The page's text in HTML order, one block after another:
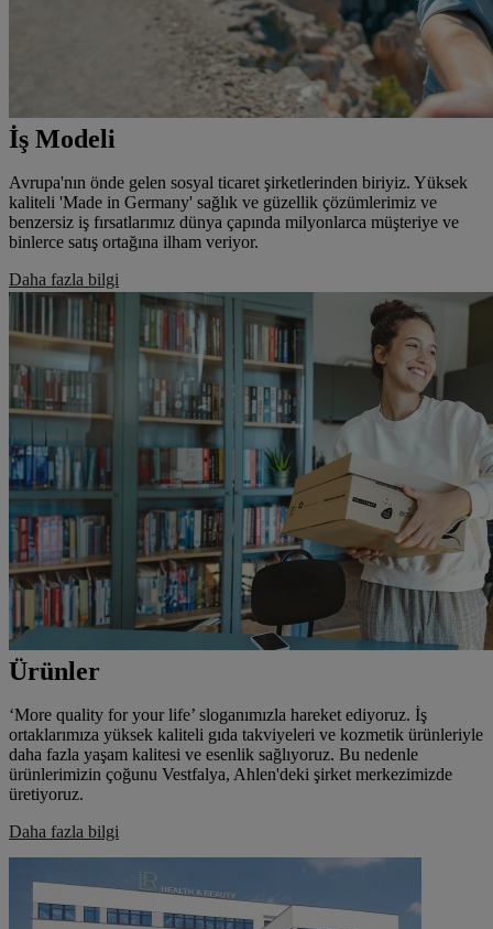
İş Modeli
Avrupa'nın önde gelen sosyal ticaret şirketlerinden biriyiz. Yüksek
kaliteli 'Made in Germany' sağlık ve güzellik çözümlerimiz ve
benzersiz iş fırsatlarımız dünya çapında milyonlarca müşteriye ve
binlerce satış ortağına ilham veriyor.
Daha fazla bilgi
Ürünler
‘More quality for your life’ sloganımızla hareket ediyoruz. İş
ortaklarımıza yüksek kaliteli gıda takviyeleri ve kozmetik ürünleriyle
daha fazla yaşam kalitesi ve esenlik sağlıyoruz. Bu nedenle
ürünlerimizin çoğunu Vestfalya, Ahlen'deki şirket merkezimizde
üretiyoruz.
Daha fazla bilgi